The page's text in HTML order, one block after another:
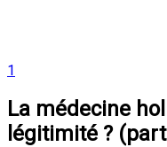
1
La médecine
légitimité ?